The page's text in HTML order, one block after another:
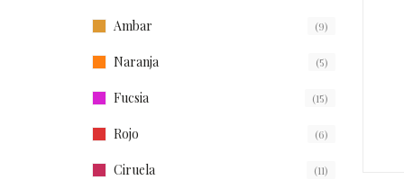
Ambar (9)
Naranja (5)
Fucsia (15)
Rojo (6)
Ciruela (11)